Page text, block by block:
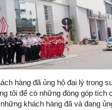
hàng đã ủng hộ đại lý trong
tôi để có những đóng góp tích
khách hàng đã và đang